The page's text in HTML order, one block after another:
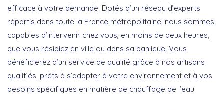
efficace à votre demande. Dotés d’un réseau d’experts
répartis dans toute la France métropolitaine, nous sommes
capables d’intervenir chez vous, en moins de deux heures,
que vous résidiez en ville ou dans sa banlieue. Vous
bénéficierez d’un service de qualité grâce à nos artisans
qualifiés, prêts à s’adapter à votre environnement et à vos
besoins spécifiques en matière de chauffage de l’eau.